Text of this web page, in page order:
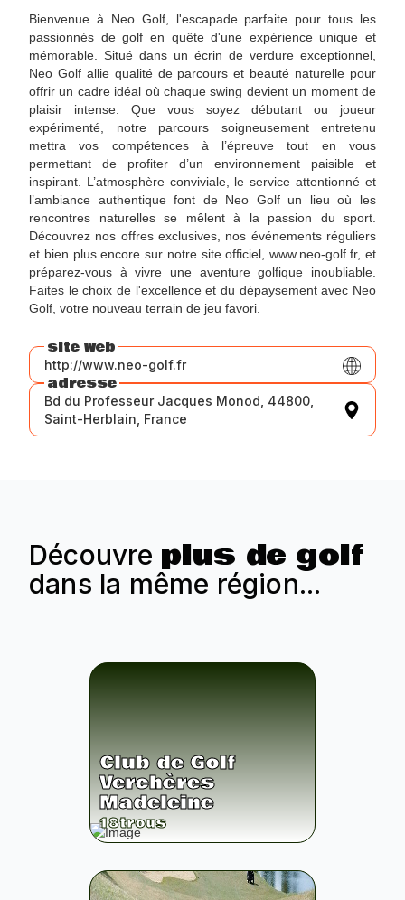
Bienvenue à Neo Golf, l'escapade parfaite pour tous les
passionnés de golf en quête d'une expérience unique et
mémorable. Situé dans un écrin de verdure exceptionnel,
Neo Golf allie qualité de parcours et beauté naturelle pour
offrir un cadre idéal où chaque swing devient un moment de
plaisir intense. Que vous soyez débutant ou joueur
expérimenté, notre parcours soigneusement entretenu
mettra vos compétences à l’épreuve tout en vous
permettant de profiter d’un environnement paisible et
inspirant. L’atmosphère conviviale, le service attentionné et
l’ambiance authentique font de Neo Golf un lieu où les
rencontres naturelles se mêlent à la passion du sport.
Découvrez nos offres exclusives, nos événements réguliers
et bien plus encore sur notre site officiel, www.neo-golf.fr, et
préparez-vous à vivre une aventure golfique inoubliable.
Faites le choix de l'excellence et du dépaysement avec Neo
Golf, votre nouveau terrain de jeu favori.
site web
http://www.neo-golf.fr
adresse
Bd du Professeur Jacques Monod, 44800,
Saint-Herblain, France
Découvre plus de golf
dans la même région...
Club de Golf
Verchères
Madeleine
18trous